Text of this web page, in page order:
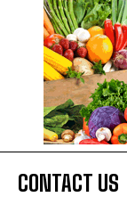
CONTACT US